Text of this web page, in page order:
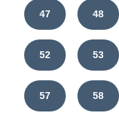
47 48
52 53
57 58